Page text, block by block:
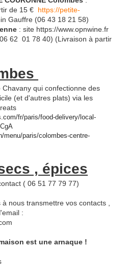
de 15 € https://petite-
Gauffre (06 43 18 21 58)
: site https://www.opnwine.fr
62 01 78 40) (Livraison à partir
Chavany qui confectionne des
(et d'autres plats) via les
fr/paris/food-delivery/local-
menu/paris/colombes-centre-
, épices
( 06 51 77 79 77)
nous transmettre vos contacts ,
:
est une arnaque !